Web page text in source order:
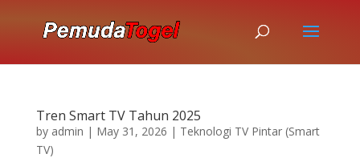
Tren Smart TV Tahun 2025
by admin | May 31, 2026 | Teknologi TV Pintar (Smart
TV)